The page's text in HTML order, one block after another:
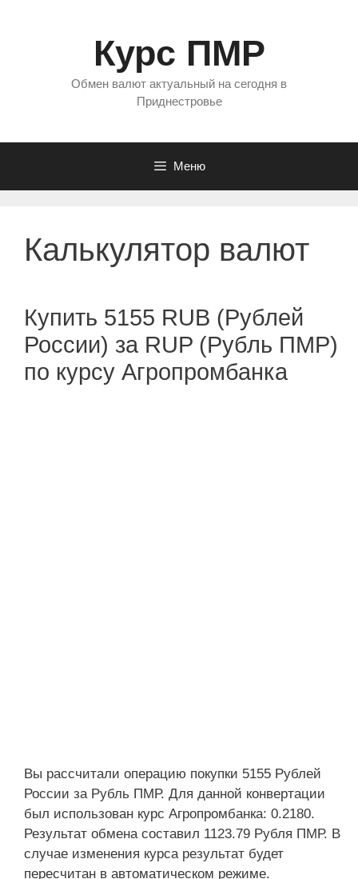
Курс ПМР
Обмен валют актуальный на сегодня в
Приднестровье
Меню
Калькулятор валют
Купить 5155 RUB (Рублей
России) за RUP (Рубль ПМР)
по курсу Агропромбанка
Вы рассчитали операцию покупки 5155 Рублей
России за Рубль ПМР. Для данной конвертации
был использован курс Агропромбанка: 0.2180.
Результат обмена составил 1123.79 Рубля ПМР. В
случае изменения курса результат будет
пересчитан в автоматическом режиме.